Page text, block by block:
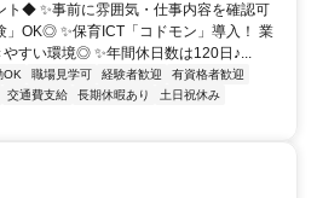
◆ ✨事前に雰囲気・仕事内容を確認可
」OK◎ ✨保育ICT「コドモン」導入！ 業
すい環境◎ ✨年間休日数は120日♪...
OK 職場見学可 経験者歓迎
有資格者歓迎
交通費支給 長期休暇あり
土日祝休み